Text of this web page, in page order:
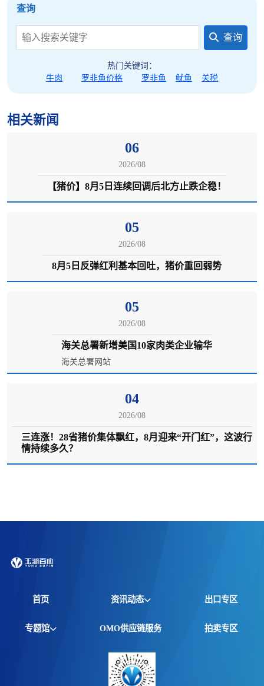
查询
查询
热门关键词：
牛肉
罗非鱼价格 罗非鱼 鱿鱼 关税
相关新闻
06
2026/08
【猪价】8月5日连续回调后北方止跌企稳！
05
2026/08
8月5日反弹红利基本回吐，猪价重回弱势
05
2026/08
海关总署新增美国10家肉类企业输华
海关总署网站
04
2026/08
三连涨！28省猪价集体飘红，8月迎来“开门红”，这波行
情持续多久？
首页 资讯动态
全球资讯
价格行情
出口专区
专题馆 OMO供应链服务 拍卖专区